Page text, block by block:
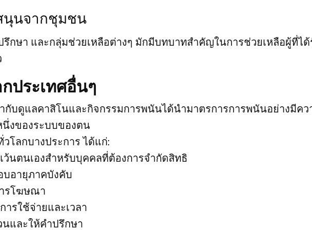
นุนจากชุมชน
กษา และกลุ่มช่วยเหลือต่างๆ มักมีบทบาทสำคัญในการช่วยเหลือผู้ที่ได้
ประเทศอื่นๆ
กับดูแลคาสิโนและกิจกรรมการพนันได้นำมาตรการการพนันอย่างมีคว
งของระบบของตน
โลกบางประการ ได้แก่:
ว้นตนเองสำหรับบุคคลที่ต้องการจำกัดสิทธิ
บอายุภาคบังคับ
รโฆษณา
รใช้จ่ายและเวลา
และให้คำปรึกษา